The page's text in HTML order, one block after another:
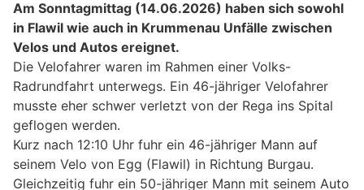
Am Sonntagmittag (14.06.2026) haben sich sowohl
in Flawil wie auch in Krummenau Unfälle zwischen
Velos und Autos ereignet.
Die Velofahrer waren im Rahmen einer Volks-
Radrundfahrt unterwegs. Ein 46-jähriger Velofahrer
musste eher schwer verletzt von der Rega ins Spital
geflogen werden.
Kurz nach 12:10 Uhr fuhr ein 46-jähriger Mann auf
seinem Velo von Egg (Flawil) in Richtung Burgau.
Gleichzeitig fuhr ein 50-jähriger Mann mit seinem Auto